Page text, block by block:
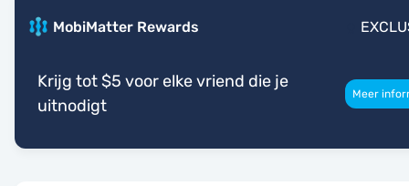
MobiMatter Rewards
Krijg tot $5 voor elke vriend die je
uitnodigt
Meer